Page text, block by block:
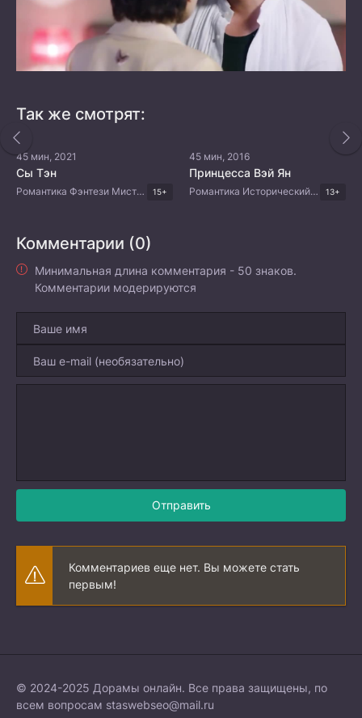
Так же смотрят:
45 мин, 2021
Сы Тэн
Романтика Фэнтези Мистика Китайские дорамы 15+
45 мин, 2016
Принцесса Вэй Ян
Романтика Исторический Драма Китайские дорамы 13+
Комментарии (0)
Минимальная длина комментария - 50 знаков.
Комментарии модерируются
Отправить
Комментариев еще нет. Вы можете стать
первым!
© 2024-2025 Дорамы онлайн. Все права защищены, по
всем вопросам staswebseo@mail.ru